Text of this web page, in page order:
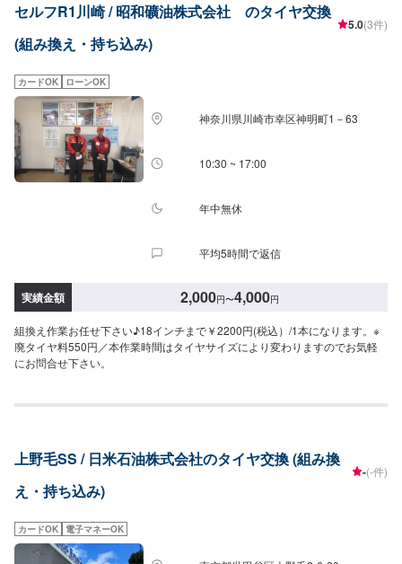
セルフR1川崎 / 昭和礦油株式会社 のタイヤ交換
(組み換え・持ち込み)
5.0(3件)
カードOK ローンOK
神奈川県川崎市幸区神明町1－63
10:30 ~ 17:00
年中無休
平均5時間で返信
実績金額 2,000円〜4,000円
組換え作業お任せ下さい♪18インチまで￥2200円(税込）/1本になります。※
廃タイヤ料550円／本作業時間はタイヤサイズにより変わりますのでお気軽
にお問合せ下さい。
上野毛SS / 日米石油株式会社のタイヤ交換 (組み換
え・持ち込み)
-(-件)
カードOK 電子マネーOK